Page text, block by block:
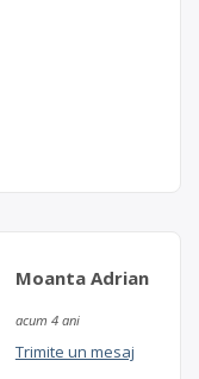
Moanta Adrian
acum 4 ani
Trimite un mesaj